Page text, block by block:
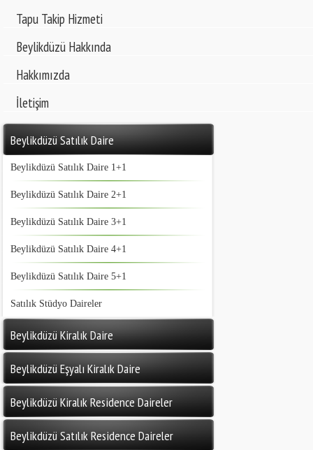
Tapu Takip Hizmeti
Beylikdüzü Hakkında
Hakkımızda
İletişim
Beylikdüzü Satılık Daire
Beylikdüzü Satılık Daire 1+1
Beylikdüzü Satılık Daire 2+1
Beylikdüzü Satılık Daire 3+1
Beylikdüzü Satılık Daire 4+1
Beylikdüzü Satılık Daire 5+1
Satılık Stüdyo Daireler
Beylikdüzü Kiralık Daire
Beylikdüzü Eşyalı Kiralık Daire
Beylikdüzü Kiralık Residence Daireler
Beylikdüzü Satılık Residence Daireler